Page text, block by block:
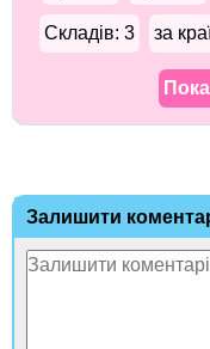
Складів: 3 за
Залишити